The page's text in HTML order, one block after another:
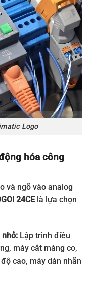
Display
Front panel
Front panel
1P 5 VDC
1P 5 VDC
1P 12 VDC
1P 12 VDC
1P 12 VDC
1P 12 VDC
1P 12 VDC
1P 24 VDC
1P 24 VDC
Logo
hóa công
và ngõ vào analog
24CElà lựa chọn
nhỏ:Lập trình điều
máy cắt màng co,
cao, máy dán nhãn